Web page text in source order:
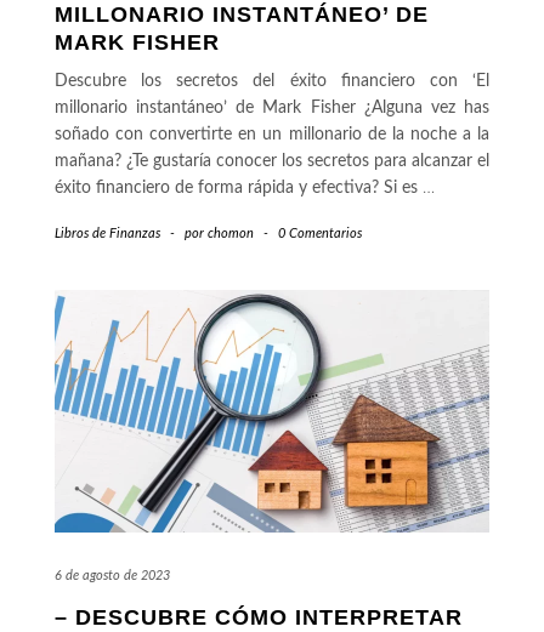
MILLONARIO INSTANTÁNEO’ DE
MARK FISHER
Descubre los secretos del éxito financiero con ‘El
millonario instantáneo’ de Mark Fisher ¿Alguna vez has
soñado con convertirte en un millonario de la noche a la
mañana? ¿Te gustaría conocer los secretos para alcanzar el
éxito financiero de forma rápida y efectiva? Si es …
Libros de Finanzas - por chomon - 0 Comentarios
6 de agosto de 2023
– DESCUBRE CÓMO INTERPRETAR